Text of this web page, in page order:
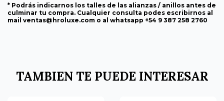
* Podrás indicarnos los talles de las alianzas / anillos antes de
culminar tu compra. Cualquier consulta podes escribirnos al
mail ventas@hroluxe.com o al whatsapp +54 9 387 258 2760
TAMBIEN TE PUEDE INTERESAR